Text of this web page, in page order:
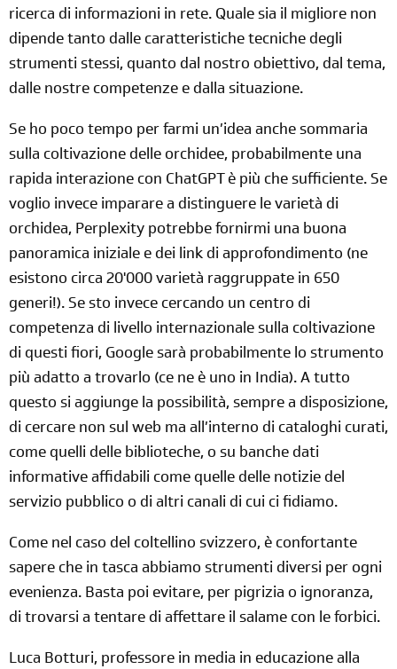
ricerca di informazioni in rete. Quale sia il migliore non
dipende tanto dalle caratteristiche tecniche degli
strumenti stessi, quanto dal nostro obiettivo, dal tema,
dalle nostre competenze e dalla situazione.
Se ho poco tempo per farmi un’idea anche sommaria
sulla coltivazione delle orchidee, probabilmente una
rapida interazione con ChatGPT è più che sufficiente. Se
voglio invece imparare a distinguere le varietà di
orchidea, Perplexity potrebbe fornirmi una buona
panoramica iniziale e dei link di approfondimento (ne
esistono circa 20'000 varietà raggruppate in 650
generi!). Se sto invece cercando un centro di
competenza di livello internazionale sulla coltivazione
di questi fiori, Google sarà probabilmente lo strumento
più adatto a trovarlo (ce ne è uno in India). A tutto
questo si aggiunge la possibilità, sempre a disposizione,
di cercare non sul web ma all’interno di cataloghi curati,
come quelli delle biblioteche, o su banche dati
informative affidabili come quelle delle notizie del
servizio pubblico o di altri canali di cui ci fidiamo.
Come nel caso del coltellino svizzero, è confortante
sapere che in tasca abbiamo strumenti diversi per ogni
evenienza. Basta poi evitare, per pigrizia o ignoranza,
di trovarsi a tentare di affettare il salame con le forbici.
Luca Botturi, professore in media in educazione alla